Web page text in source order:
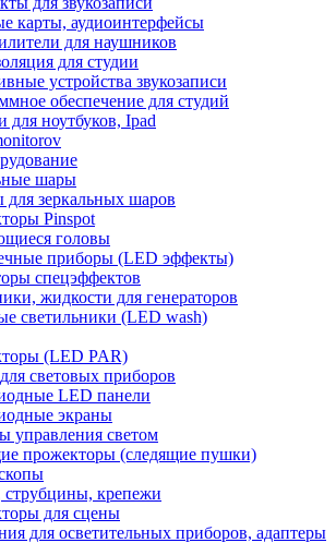
карты, аудиоинтерфейсы
для наушников
для студии
устройства звукозаписи
обеспечение для студий
для ноутбуков, Ipad
шары
зеркальных шаров
Pinspot
головы
приборы (LED эффекты)
спецэффектов
жидкости для генераторов
светильники (LED wash)
(LED PAR)
световых приборов
LED панели
экраны
управления светом
прожекторы (следящие пушки)
крепежи
для сцены
для осветительных приборов, адаптеры